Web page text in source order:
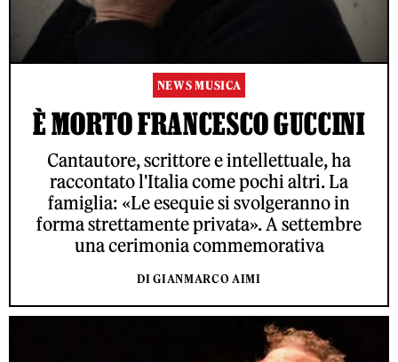
NEWS MUSICA
È MORTO FRANCESCO GUCCINI
Cantautore, scrittore e intellettuale, ha
raccontato l'Italia come pochi altri. La
famiglia: «Le esequie si svolgeranno in
forma strettamente privata». A settembre
una cerimonia commemorativa
DI GIANMARCO AIMI